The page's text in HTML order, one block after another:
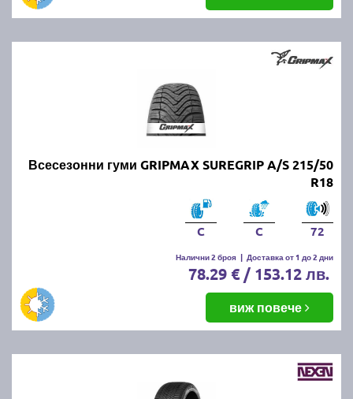
Всесезонни гуми GRIPMAX SUREGRIP A/S 215/50
R18
C C 72
Налични 2 броя | Доставка от 1 до 2 дни
78.29 € / 153.12 лв.
виж повече